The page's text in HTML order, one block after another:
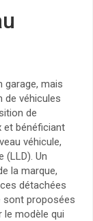
garage, mais
de véhicules
de
et bénéficiant
véhicule,
(LLD). Un
la marque,
détachées
sont proposées
le modèle qui